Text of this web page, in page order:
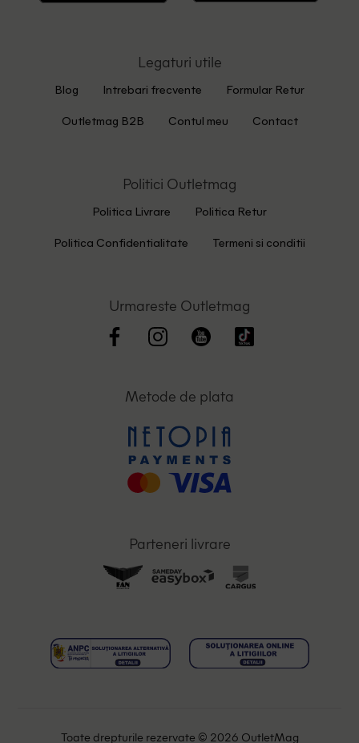
Legaturi utile
Blog Intrebari frecvente Formular Retur
Outletmag B2B Contul meu Contact
Politici Outletmag
Politica Livrare Politica Retur
Politica Confidentialitate Termeni si conditii
Urmareste Outletmag
Metode de plata
Parteneri livrare
Toate drepturile rezervate © 2026 OutletMag